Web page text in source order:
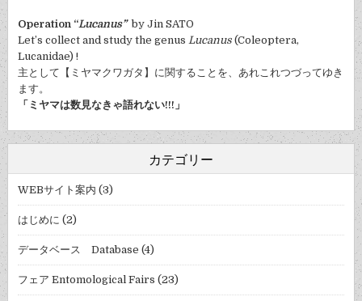
Operation “Lucanus” by Jin SATO
Let’s collect and study the genusLucanus (Coleoptera,
Lucanidae) !
主として【ミヤマクワガタ】に関することを、あれこれつづってゆき
ます。
「ミヤマは数見なきゃ語れない!!!」
カテゴリー
WEBサイト案内 (3)
はじめに (2)
データベース Database (4)
フェア Entomological Fairs (23)